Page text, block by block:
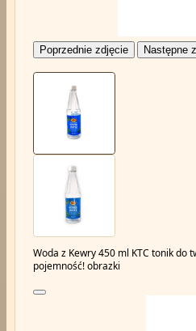
Poprzednie zdjęcie Następne
Woda z Kewry 450 ml KTC tonik do
pojemność! obrazki